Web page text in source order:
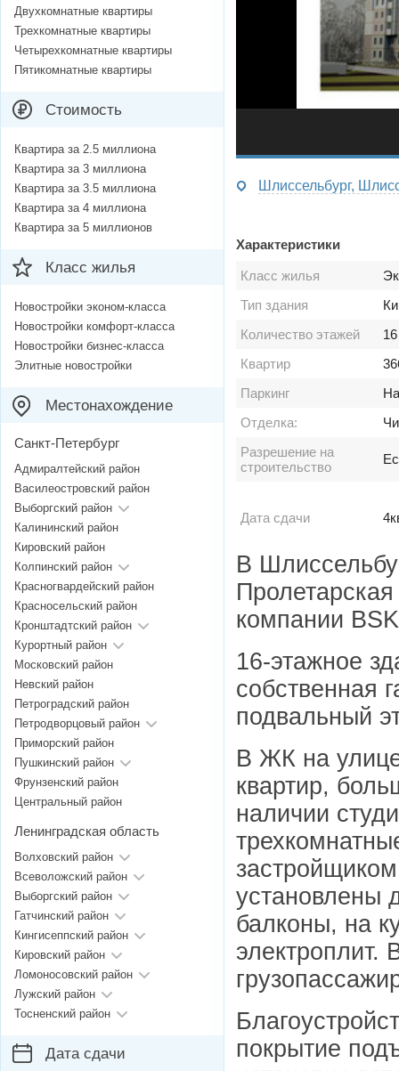
Шлиссельбург,
Характеристики
Класс жилья
Тип здания
Количество этажей
16
Квартир
Паркинг
Отделка:
Разрешение на
строительство
Дата сдачи
В
компании
16-этажное
собственная
подвальный
В ЖК на
квартир,
наличии
установлены
балконы, на
электроплит.
покрытие
Двухкомнатные квартиры
Трехкомнатные квартиры
Четырехкомнатные квартиры
Пятикомнатные квартиры
Стоимость
Квартира за 2.5 миллиона
Квартира за 3 миллиона
Квартира за 3.5 миллиона
Квартира за 4 миллиона
Квартира за 5 миллионов
Класс жилья
Новостройки эконом-класса
Новостройки комфорт-класса
Новостройки бизнес-класса
Элитные новостройки
Местонахождение
Санкт-Петербург
Адмиралтейский район
Василеостровский район
Выборгский район
Калининский район
Кировский район
Колпинский район
Красногвардейский район
Красносельский район
Кронштадтский район
Курортный район
Московский район
Невский район
Петроградский район
Петродворцовый район
Приморский район
Пушкинский район
Фрунзенский район
Центральный район
Ленинградская область
Волховский район
Всеволожский район
Выборгский район
Гатчинский район
Кингисеппский район
Кировский район
Ломоносовский район
Лужский район
Тосненский район
Дата сдачи